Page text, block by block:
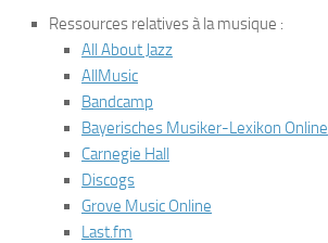
Ressources relatives à la musique :
All About Jazz
AllMusic
Bandcamp
Bayerisches Musiker-Lexikon Online
Carnegie Hall
Discogs
Grove Music Online
Last.fm